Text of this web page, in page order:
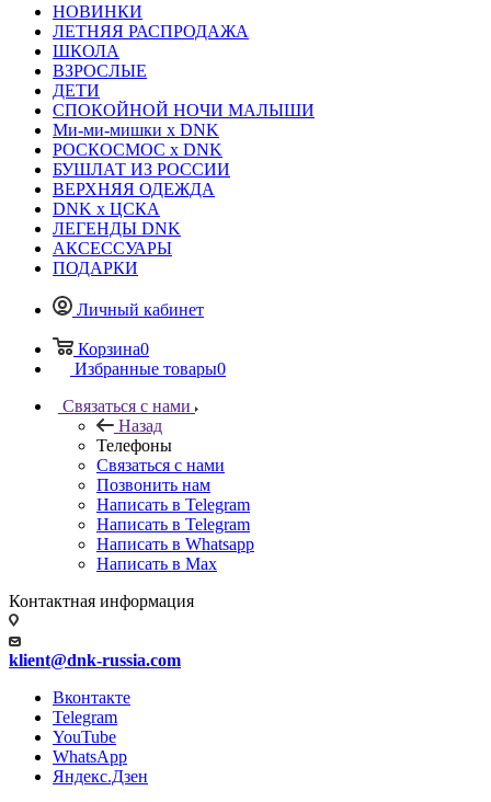
НОВИНКИ
ЛЕТНЯЯ РАСПРОДАЖА
ШКОЛА
ВЗРОСЛЫЕ
ДЕТИ
СПОКОЙНОЙ НОЧИ МАЛЫШИ
Ми-ми-мишки x DNK
РОСКОСМОС x DNK
БУШЛАТ ИЗ РОССИИ
ВЕРХНЯЯ ОДЕЖДА
DNK x ЦСКА
ЛЕГЕНДЫ DNK
АКСЕССУАРЫ
ПОДАРКИ
Личный кабинет
Корзина0
Избранные товары0
Связаться с нами
Назад
Телефоны
Связаться с нами
Позвонить нам
Написать в Telegram
Написать в Telegram
Написать в Whatsapp
Написать в Max
Контактная информация
klient@dnk-russia.com
Вконтакте
Telegram
YouTube
WhatsApp
Яндекс.Дзен